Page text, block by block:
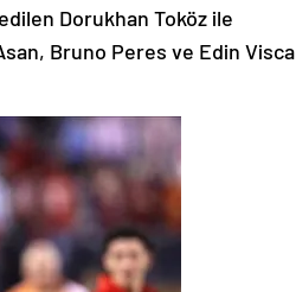
Dorukhan Toköz ile
Bruno Peres ve Edin Visca